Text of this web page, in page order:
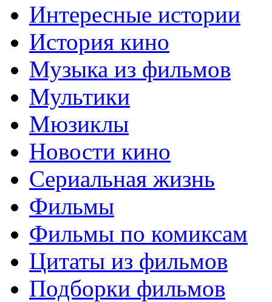
Интересные истории
История кино
Музыка из фильмов
Мультики
Мюзиклы
Новости кино
Сериальная жизнь
Фильмы
Фильмы по комиксам
Цитаты из фильмов
Подборки фильмов